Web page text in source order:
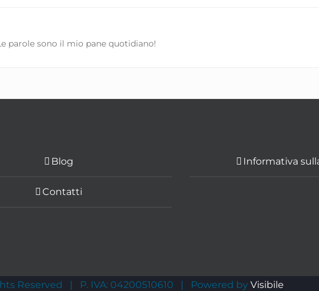
parole sono il mio pane quotidiano!
Blog
Contatti
Informativa
Reserved | P. IVA: 04200510610 | Powered by Visibile